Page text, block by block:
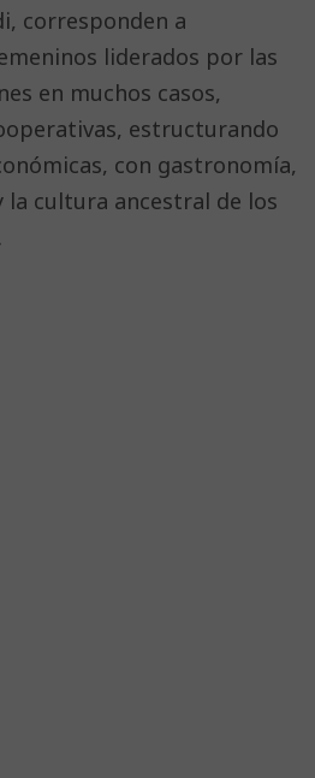
corresponden a
liderados por las
en muchos casos,
estructurando
con gastronomía,
cultura ancestral de los